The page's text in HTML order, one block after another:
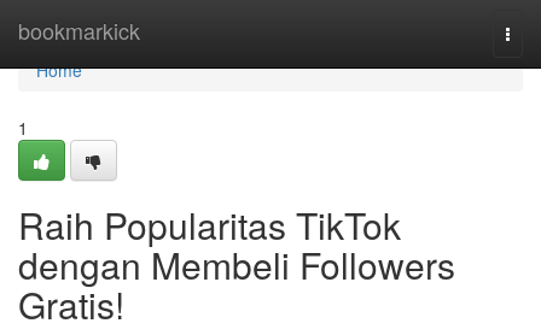
bookmarkick
Home
Home
1
Raih Popularitas TikTok
dengan Membeli Followers
Gratis!